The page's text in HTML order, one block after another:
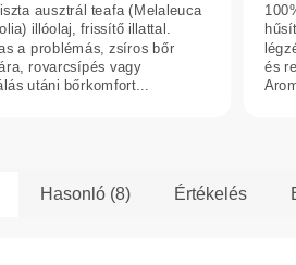
ausztrál teafa (Melaleuca
illóolaj, frissítő illattal.
a problémás, zsíros bőr
rovarcsípés vagy
utáni bőrkomfort...
és
Hasonló (8) Értékelés